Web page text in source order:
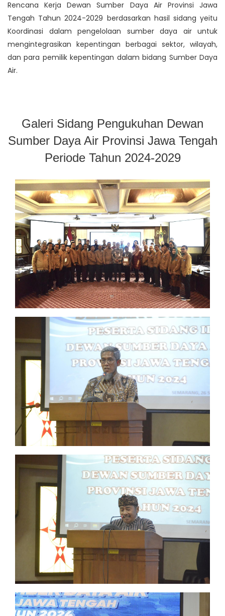
Rencana Kerja Dewan Sumber Daya Air Provinsi Jawa
Tengah Tahun 2024-2029 berdasarkan hasil sidang yeitu
Koordinasi dalam pengelolaan sumber daya air untuk
mengintegrasikan kepentingan berbagai sektor, wilayah,
dan para pemilik kepentingan dalam bidang Sumber Daya
Air.
Galeri Sidang Pengukuhan Dewan
Sumber Daya Air Provinsi Jawa Tengah
Periode Tahun 2024-2029